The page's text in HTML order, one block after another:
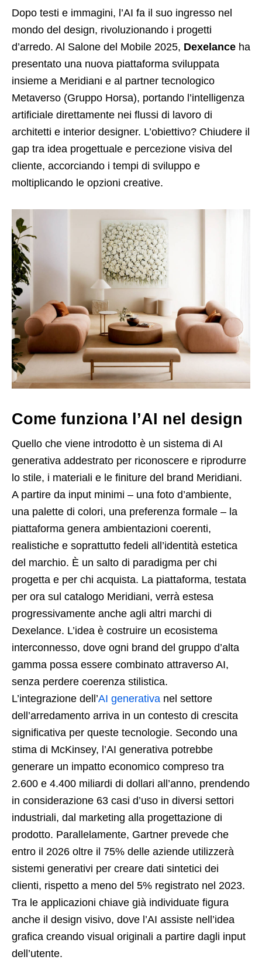
Dopo testi e immagini, l’AI fa il suo ingresso nel
mondo del design, rivoluzionando i progetti
d’arredo. Al Salone del Mobile 2025, Dexelance ha
presentato una nuova piattaforma sviluppata
insieme a Meridiani e al partner tecnologico
Metaverso (Gruppo Horsa), portando l’intelligenza
artificiale direttamente nei flussi di lavoro di
architetti e interior designer. L’obiettivo? Chiudere il
gap tra idea progettuale e percezione visiva del
cliente, accorciando i tempi di sviluppo e
moltiplicando le opzioni creative.
Come funziona l’AI nel design
Quello che viene introdotto è un sistema di AI
generativa addestrato per riconoscere e riprodurre
lo stile, i materiali e le finiture del brand Meridiani.
A partire da input minimi – una foto d’ambiente,
una palette di colori, una preferenza formale – la
piattaforma genera ambientazioni coerenti,
realistiche e soprattutto fedeli all’identità estetica
del marchio. È un salto di paradigma per chi
progetta e per chi acquista. La piattaforma, testata
per ora sul catalogo Meridiani, verrà estesa
progressivamente anche agli altri marchi di
Dexelance. L’idea è costruire un ecosistema
interconnesso, dove ogni brand del gruppo d’alta
gamma possa essere combinato attraverso AI,
senza perdere coerenza stilistica.
L’integrazione dell’AI generativa nel settore
dell’arredamento arriva in un contesto di crescita
significativa per queste tecnologie. Secondo una
stima di McKinsey, l’AI generativa potrebbe
generare un impatto economico compreso tra
2.600 e 4.400 miliardi di dollari all’anno, prendendo
in considerazione 63 casi d’uso in diversi settori
industriali, dal marketing alla progettazione di
prodotto. Parallelamente, Gartner prevede che
entro il 2026 oltre il 75% delle aziende utilizzerà
sistemi generativi per creare dati sintetici dei
clienti, rispetto a meno del 5% registrato nel 2023.
Tra le applicazioni chiave già individuate figura
anche il design visivo, dove l’AI assiste nell’idea
grafica creando visual originali a partire dagli input
dell’utente.